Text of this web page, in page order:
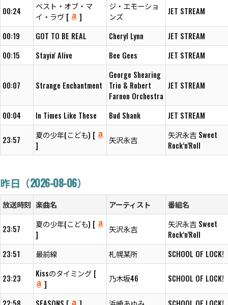
00:24
ベスト・オブ・マ
イ・ラヴ [
]
ジ・エモーショ
ンズ
JET STREAM
00:19 GOT TO BE REAL Cheryl Lynn
JET STREAM
00:15
Stayin' Alive Bee Gees JET STREAM
00:07 Strange Enchantment
George Shearing
Trio & Robert
Farnon Orchestra
JET STREAM
00:04 In Times Like These Bud Shank JET STREAM
23:57
夏の少年(こども) [
]
矢沢永吉
矢沢永吉 Sweet
Rock‘n’Roll
昨日（2026-08-06）
放送時刻 楽曲名 アーティスト 番組名
23:57
夏の少年(こども) [
]
矢沢永吉
矢沢永吉 Sweet
Rock‘n’Roll
23:51
最前線 札幌某所 SCHOOL OF LOCK!
23:23
Kissのタイミング [
]
乃木坂46 SCHOOL OF LOCK!